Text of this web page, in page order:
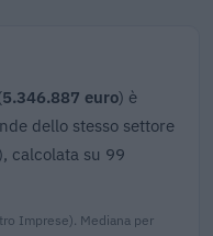
5.346.887 euro) è
dello stesso settore
calcolata su 99
Imprese). Mediana per